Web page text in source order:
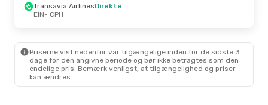
Transavia AirlinesDirekte
EIN- CPH
Priserne vist nedenfor var tilgængelige inden for de sidste 3
dage for den angivne periode og bør ikke betragtes som den
endelige pris. Bemærk venligst, at tilgængelighed og priser
kan ændres.